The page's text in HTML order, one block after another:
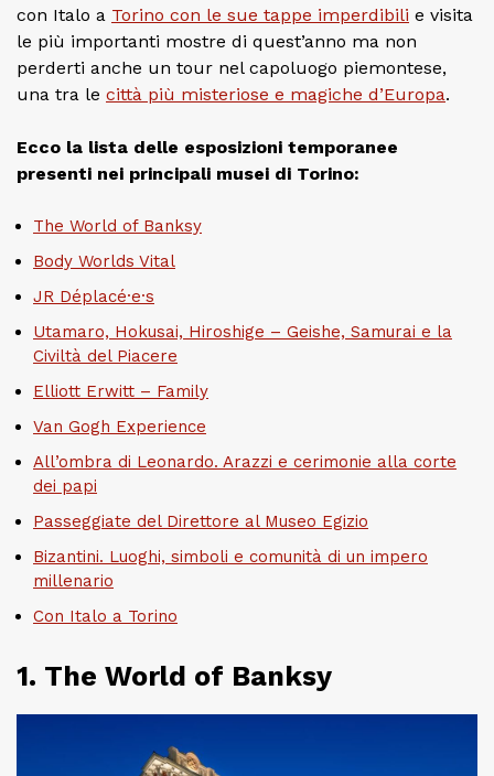
con Italo a Torino con le sue tappe imperdibili e visita
le più importanti mostre di quest’anno ma non
perderti anche un tour nel capoluogo piemontese,
una tra le città più misteriose e magiche d’Europa.
Ecco la lista delle esposizioni temporanee
presenti nei principali musei di Torino:
The World of Banksy
Body Worlds Vital
JR Déplacé·e·s
Utamaro, Hokusai, Hiroshige – Geishe, Samurai e la
Civiltà del Piacere
Elliott Erwitt – Family
Van Gogh Experience
All’ombra di Leonardo. Arazzi e cerimonie alla corte
dei papi
Passeggiate del Direttore al Museo Egizio
Bizantini. Luoghi, simboli e comunità di un impero
millenario
Con Italo a Torino
1. The World of Banksy